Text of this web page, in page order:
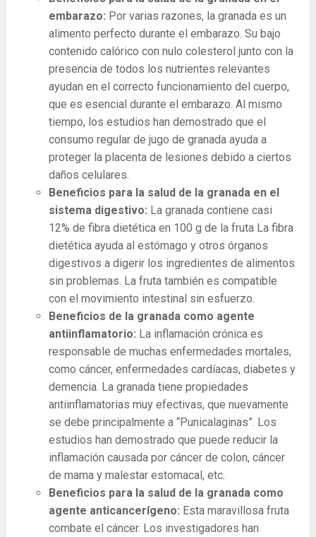
embarazo: Por varias razones, la granada es un
alimento perfecto durante el embarazo. Su bajo
contenido calórico con nulo colesterol junto con la
presencia de todos los nutrientes relevantes
ayudan en el correcto funcionamiento del cuerpo,
que es esencial durante el embarazo. Al mismo
tiempo, los estudios han demostrado que el
consumo regular de jugo de granada ayuda a
proteger la placenta de lesiones debido a ciertos
daños celulares.
Beneficios para la salud de la granada en el
sistema digestivo: La granada contiene casi
12% de fibra dietética en 100 g de la fruta La fibra
dietética ayuda al estómago y otros órganos
digestivos a digerir los ingredientes de alimentos
sin problemas. La fruta también es compatible
con el movimiento intestinal sin esfuerzo.
Beneficios de la granada como agente
antiinflamatorio: La inflamación crónica es
responsable de muchas enfermedades mortales,
como cáncer, enfermedades cardíacas, diabetes y
demencia. La granada tiene propiedades
antiinflamatorias muy efectivas, que nuevamente
se debe principalmente a “Punicalaginas”. Los
estudios han demostrado que puede reducir la
inflamación causada por cáncer de colon, cáncer
de mama y malestar estomacal, etc.
Beneficios para la salud de la granada como
agente anticancerígeno: Esta maravillosa fruta
combate el cáncer. Los investigadores han